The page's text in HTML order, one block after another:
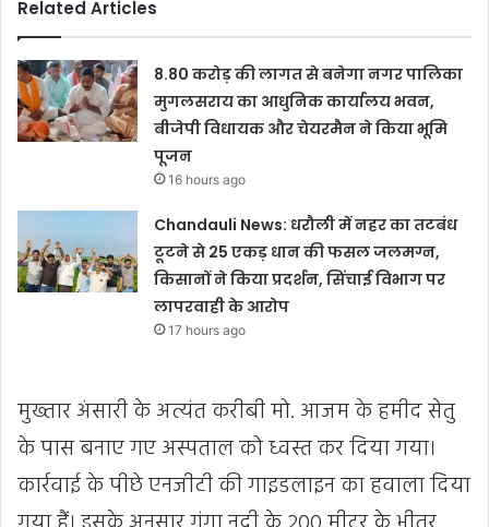
Related Articles
8.80 करोड़ की लागत से बनेगा नगर पालिका
मुगलसराय का आधुनिक कार्यालय भवन,
बीजेपी विधायक और चेयरमैन ने किया भूमि
पूजन
16 hours ago
Chandauli News: धरौली में नहर का तटबंध
टूटने से 25 एकड़ धान की फसल जलमग्न,
किसानों ने किया प्रदर्शन, सिंचाई विभाग पर
लापरवाही के आरोप
17 hours ago
मुख्तार अंसारी के अत्यंत करीबी मो. आजम के हमीद सेतु
के पास बनाए गए अस्पताल को ध्वस्त कर दिया गया।
कार्रवाई के पीछे एनजीटी की गाइडलाइन का हवाला दिया